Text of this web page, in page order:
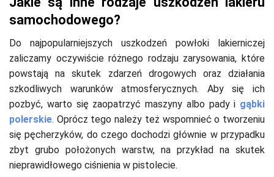
samochodowego?
Do najpopularniejszych uszkodzeń powłoki lakierniczej
zaliczamy oczywiście różnego rodzaju zarysowania, które
powstają na skutek zdarzeń drogowych oraz działania
szkodliwych warunków atmosferycznych. Aby się ich
pozbyć, warto się zaopatrzyć maszyny albo pady i gąbki
polerskie. Oprócz tego należy też wspomnieć o tworzeniu
się pęcherzyków, do czego dochodzi głównie w przypadku
zbyt grubo położonych warstw, na przykład na skutek
nieprawidłowego ciśnienia w pistolecie.